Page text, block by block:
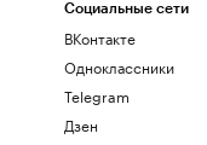
Социальные сети
ВКонтакте
Одноклассники
Telegram
Дзен